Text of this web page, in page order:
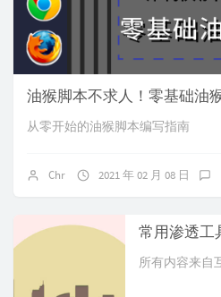
油猴脚本不求人！零基础油
从零开始的油猴脚本编写指南
Chr 2021 年 02 月 08 日
常用渗透工
所有内容来自